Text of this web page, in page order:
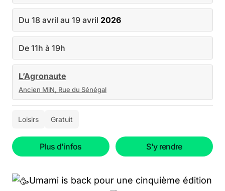
Du 18 avril au 19 avril 2026
De 11h à 19h
L’Agronaute
Ancien MiN, Rue du Sénégal
Loisirs Gratuit
Plus d'infos S'y rendre
Umami is back pour une cinquième édition